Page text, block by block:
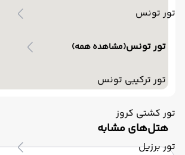
تور تونس
تور تونس(مشاهده همه)
تور ترکیبی تونس
تور کشتی کروز
تور برزیل
‌هتل‌های مشابه